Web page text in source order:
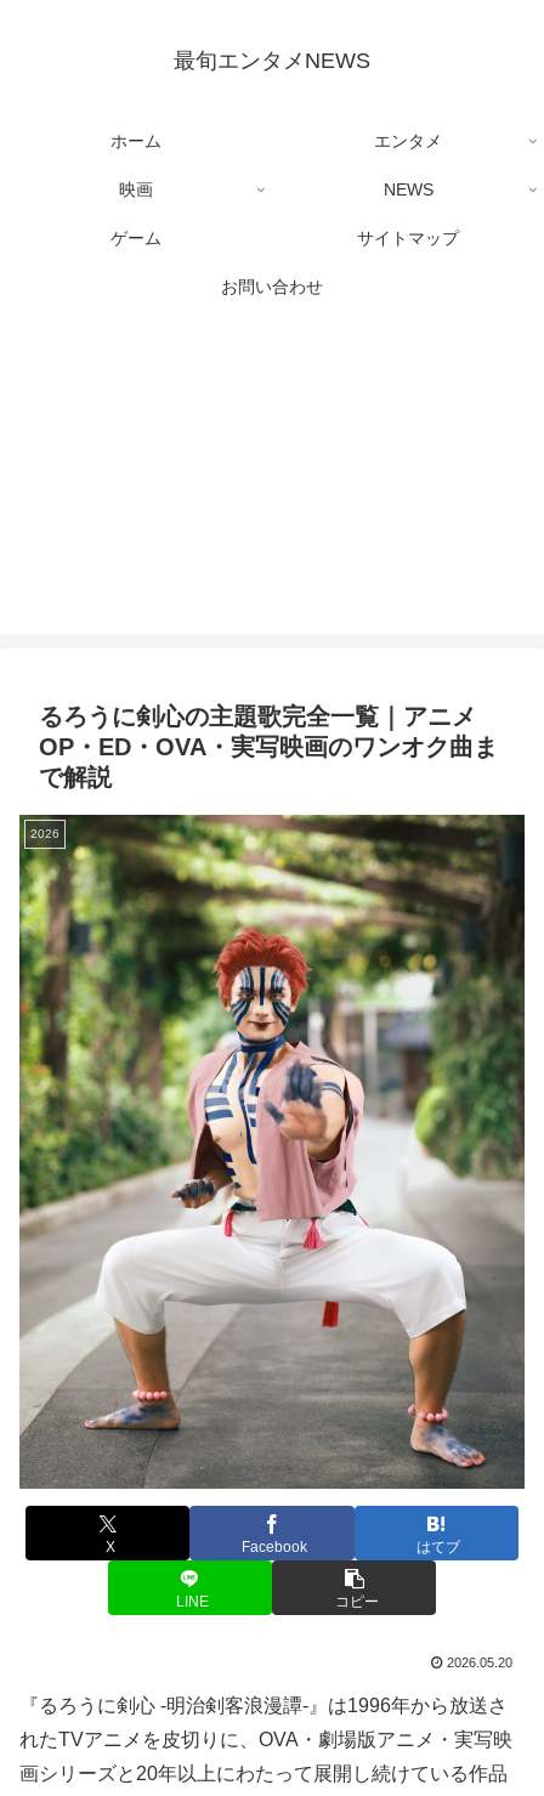
最旬エンタメNEWS
ホーム エンタメ
映画 NEWS
ゲーム サイトマップ
お問い合わせ
るろうに剣心の主題歌完全一覧｜アニメ
OP・ED・OVA・実写映画のワンオク曲ま
で解説
2026
X Facebook はてブ
LINE コピー
2026.05.20
『るろうに剣心 -明治剣客浪漫譚-』は1996年から放送さ
れたTVアニメを皮切りに、OVA・劇場版アニメ・実写映
画シリーズと20年以上にわたって展開し続けている作品